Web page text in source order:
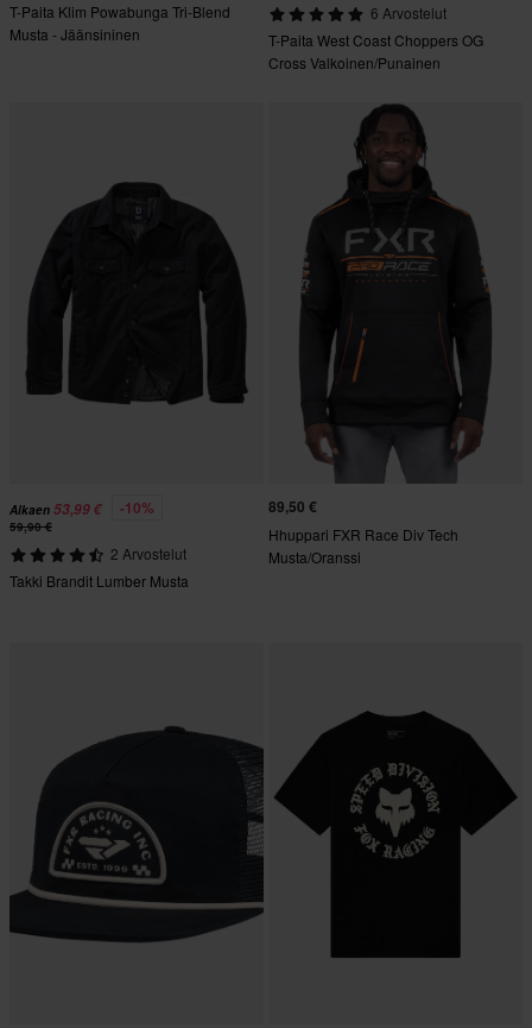
T-Paita Klim Powabunga Tri-Blend
Musta - Jäänsininen
6 Arvostelut
T-Paita West Coast Choppers OG
Cross Valkoinen/Punainen
Alkaen 53,99 € -10%
59,90 €
2 Arvostelut
Takki Brandit Lumber Musta
89,50 €
Hhuppari FXR Race Div Tech
Musta/Oranssi